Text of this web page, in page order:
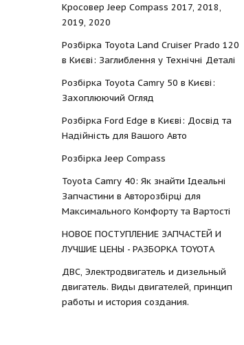
Кросовер Jeep Compass 2017, 2018,
2019, 2020
Розбірка Toyota Land Cruiser Prado 120
в Києві: Заглиблення у Технічні Деталі
Розбірка Toyota Camry 50 в Києві:
Захоплюючий Огляд
Розбірка Ford Edge в Києві: Досвід та
Надійність для Вашого Авто
Розбірка Jeep Compass
Toyota Camry 40: Як знайти Ідеальні
Запчастини в Авторозбірці для
Максимального Комфорту та Вартості
НОВОЕ ПОСТУПЛЕНИЕ ЗАПЧАСТЕЙ И
ЛУЧШИЕ ЦЕНЫ - РАЗБОРКА TOYOTА
ДВС, Электродвигатель и дизельный
двигатель. Виды двигателей, принцип
работы и история создания.